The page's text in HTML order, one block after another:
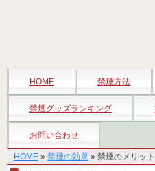
HOME 禁煙方法
禁煙グッズランキング
お問い合わせ
HOME » 禁煙の効果 » 禁煙のメリット